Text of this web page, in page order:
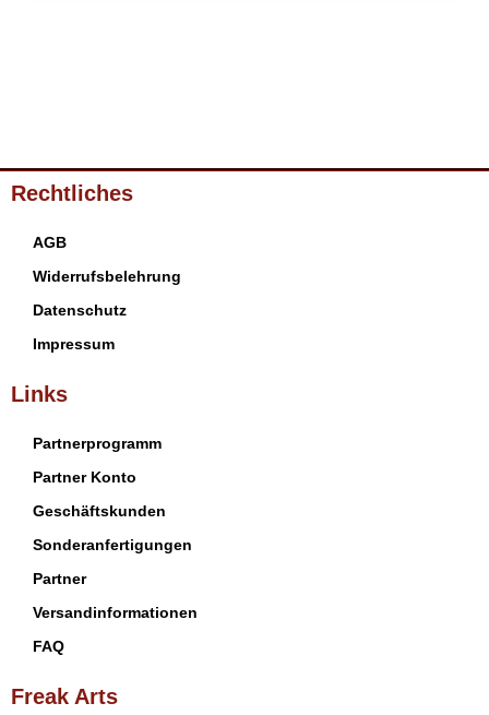
Rechtliches
AGB
Widerrufsbelehrung
Datenschutz
Impressum
Links
Partnerprogramm
Partner Konto
Geschäftskunden
Sonderanfertigungen
Partner
Versandinformationen
FAQ
Freak Arts